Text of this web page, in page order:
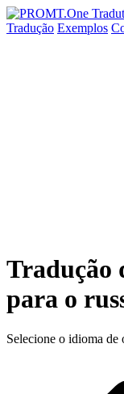
Tradução Exemplos
Tradução
para o
Selecione o idioma de